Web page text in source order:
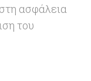
ασφάλεια
του